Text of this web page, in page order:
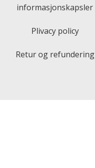
informasjonskapsler
Plivacy policy
Retur og refundering